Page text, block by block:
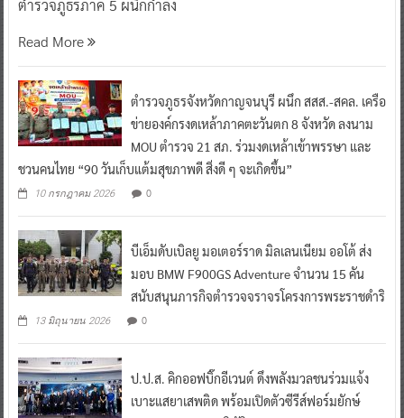
ตำรวจภูธรภาค 5 ผนึกกำลัง
Read More
ตำรวจภูธรจังหวัดกาญจนบุรี ผนึก สสส.-สคล. เครือ
ข่ายองค์กรงดเหล้าภาคตะวันตก 8 จังหวัด ลงนาม
MOU ตำรวจ 21 สภ. ร่วมงดเหล้าเข้าพรรษา และ
ชวนคนไทย “90 วันเก็บแต้มสุขภาพดี สิ่งดี ๆ จะเกิดขึ้น”
10 กรกฎาคม 2026 0
บีเอ็มดับเบิลยู มอเตอร์ราด มิลเลนเนียม ออโต้ ส่ง
มอบ BMW F900GS Adventure จำนวน 15 คัน
สนับสนุนภารกิจตำรวจจราจรโครงการพระราชดำริ
13 มิถุนายน 2026 0
ป.ป.ส. คิกออฟบิ๊กอีเวนต์ ดึงพลังมวลชนร่วมแจ้ง
เบาะแสยาเสพติด พร้อมเปิดตัวซีรีส์ฟอร์มยักษ์